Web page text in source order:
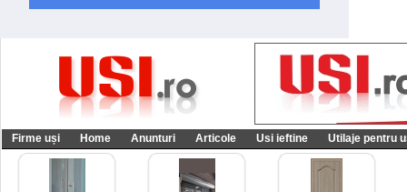
Firme uși Home Anunturi Articole Usi ieftine Utilaje pentru